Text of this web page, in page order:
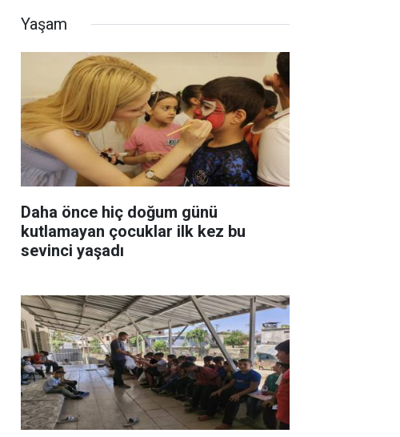
Yaşam
Daha önce hiç doğum günü
kutlamayan çocuklar ilk kez bu
sevinci yaşadı